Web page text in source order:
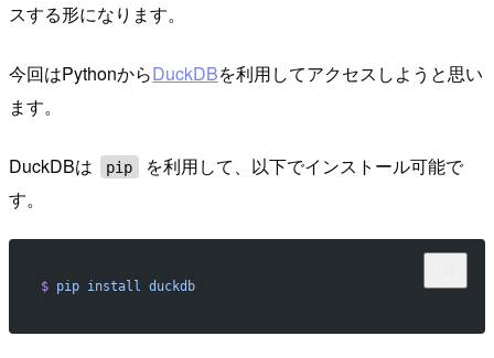
スする形になります。
今回はPythonからDuckDBを利用してアクセスしようと思い
ます。
DuckDBは pip
を利用して、以下でインストール可能で
す。
$ pip install duckdb